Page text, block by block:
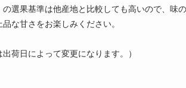
選果基準は他産地と比較しても高いので、味
な甘さをお楽しみください。
荷日によって変更になります。）